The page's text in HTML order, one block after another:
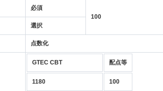
必須
100
選択
点数化
GTEC CBT 配点等
1180 100